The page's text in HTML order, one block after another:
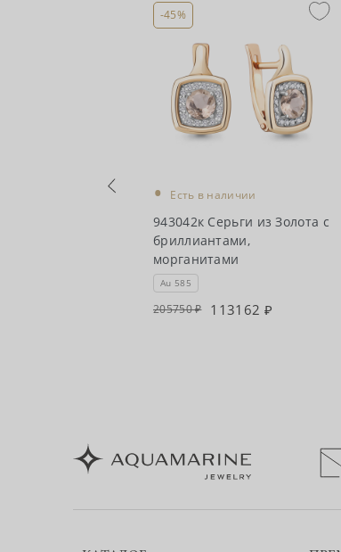
-45%
• Есть в наличии
943042к Серьги из Золота с
бриллиантами,
морганитами
Au 585
205750 113162